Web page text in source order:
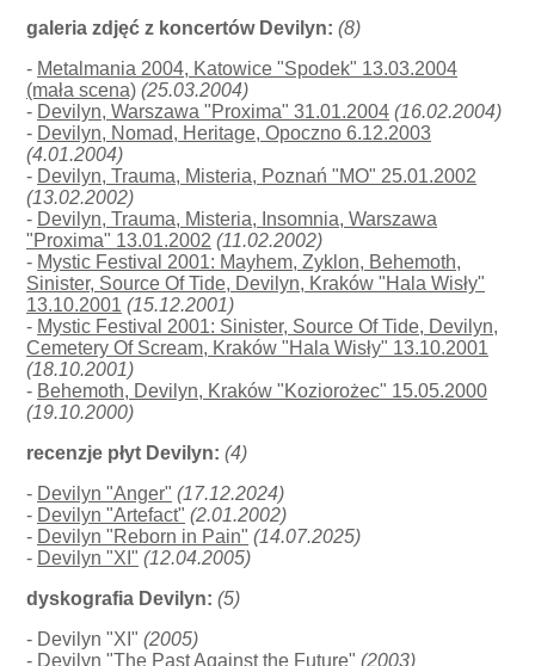
galeria zdjęć z koncertów Devilyn: (8)
- Metalmania 2004, Katowice "Spodek" 13.03.2004
(mała scena) (25.03.2004)
- Devilyn, Warszawa "Proxima" 31.01.2004 (16.02.2004)
- Devilyn, Nomad, Heritage, Opoczno 6.12.2003
(4.01.2004)
- Devilyn, Trauma, Misteria, Poznań "MO" 25.01.2002
(13.02.2002)
- Devilyn, Trauma, Misteria, Insomnia, Warszawa
"Proxima" 13.01.2002 (11.02.2002)
- Mystic Festival 2001: Mayhem, Zyklon, Behemoth,
Sinister, Source Of Tide, Devilyn, Kraków "Hala Wisły"
13.10.2001 (15.12.2001)
- Mystic Festival 2001: Sinister, Source Of Tide, Devilyn,
Cemetery Of Scream, Kraków "Hala Wisły" 13.10.2001
(18.10.2001)
- Behemoth, Devilyn, Kraków "Koziorożec" 15.05.2000
(19.10.2000)
recenzje płyt Devilyn: (4)
- Devilyn "Anger" (17.12.2024)
- Devilyn "Artefact" (2.01.2002)
- Devilyn "Reborn in Pain" (14.07.2025)
- Devilyn "XI" (12.04.2005)
dyskografia Devilyn: (5)
- Devilyn "XI"(2005)
- Devilyn "The Past Against the Future"(2003)